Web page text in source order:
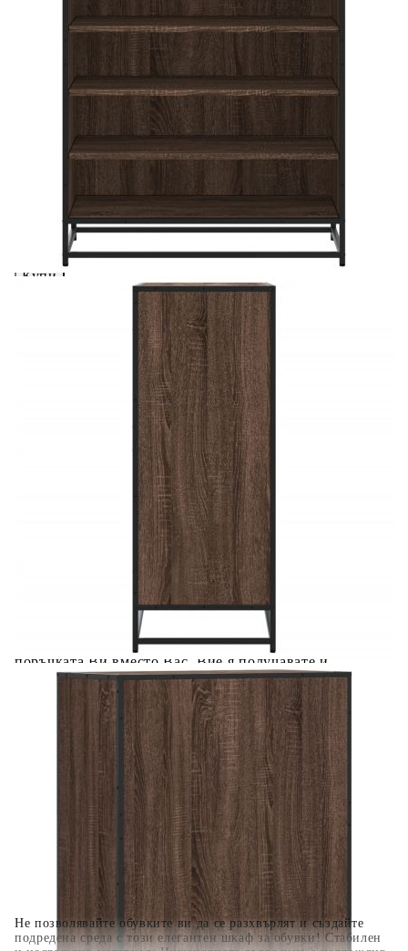
Не позволявайте обувките ви да се разхвърлят и създайте
подредена среда с този елегантен шкаф за обувки! Стабилен
Купи на изплащане
Шкаф за обувки Кафяв дъб Изработена дървесина и
Please select credit institution
€78.00
Extraction of information from credit institutions
Предоставената таблица е с информационна цел.
Добавете продукта в количката си с бутона "Добави в
Acest tabel are caracter informativ. Adăugați produsul în
coșul de cumpărături unde veți putea selecta detaliile
cererii de creditare.
Предоставената таблица е с информационна цел.
Добавете продукта в количката си с бутона "Добави в
количката" и при поръчка ще можете да изберете броя
вноски на кредита.
Предоставената таблица е с информационна цел.
Добавете продукта в количката си с бутона "Добави в
количката" и при поръчка ще можете да изберете броя
вноски на кредита.
Предоставената таблица е с информационна цел.
Добавете продукта в количката си с бутона "Добави в
количката" и при поръчка ще можете да изберете броя
Предоставената таблица е с информационна цел.
Добавете продукта в количката си с бутона "Добави в
количката" и при поръчка ще можете да изберете броя
вноски на кредита.
Когато плащате с NewPay, всъщност NewPay плаща
поръчката Ви вместо Вас. Вие я получавате и
разполагате с три начина да я платите към тях:
Отложено до 30 дни от момента на изпращане на
поръчката без оскъпяване. За покупки на стойност до
400 лв. / €204,52
Плащане на 4 вноски. Заплащате 20% от стойността на
поръчката си на момента с карта. Останалата сума се
разделя на 3 равни месечни вноски без оскъпяване. За
покупки на стойност до 1000 лв. / €511.31
Плащане на 6 вноски. Стойността на поръчката се
разпределя в 6 равни месечни вноски с оскъпяване. За
покупки на стойност до 2000 лв. / €1022.61